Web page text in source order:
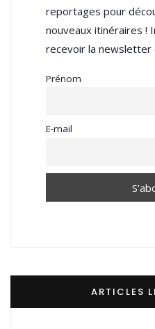
reportages pour
nouveaux itinéraires !
recevoir la newsletter
Prénom
E-mail
ARTICLES